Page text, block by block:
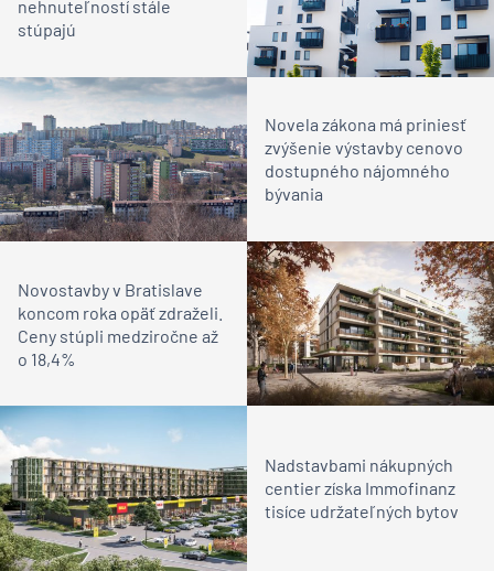
nehnuteľností stále
stúpajú
Novela zákona má priniesť
zvýšenie výstavby cenovo
dostupného nájomného
bývania
Novostavby v Bratislave
koncom roka opäť zdraželi.
Ceny stúpli medziročne až
o 18,4%
Nadstavbami nákupných
centier získa Immofinanz
tisíce udržateľných bytov